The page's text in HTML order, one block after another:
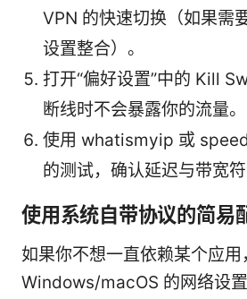
VPN 的快速切换（如果需
设置整合）。
打开“偏好设置”中的 Kill
断线时不会暴露你的流量。
使用 whatismyip 或
的测试，确认延迟与带宽符
使用系统自带协议的简易
如果你不想一直依赖某个应用
Windows/macOS 的网络设